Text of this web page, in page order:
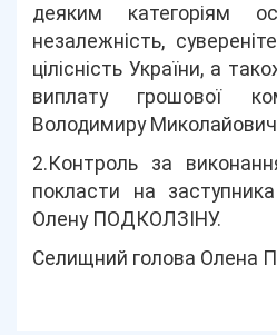
деяким категоріям
незалежність,
цілісність України, а
виплату грошової
Володимиру
2.Контроль за
покласти на
Олену ПОДКОЛЗІНУ.
Селищний голова Олена